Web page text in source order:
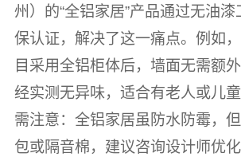
州）的“全铝家居”产品通过无油
保认证，解决了这一痛点。例如
目采用全铝柜体后，墙面无需额
经实测无异味，适合有老人或儿
需注意：全铝家居虽防水防霉，
包或隔音棉，建议咨询设计师优化